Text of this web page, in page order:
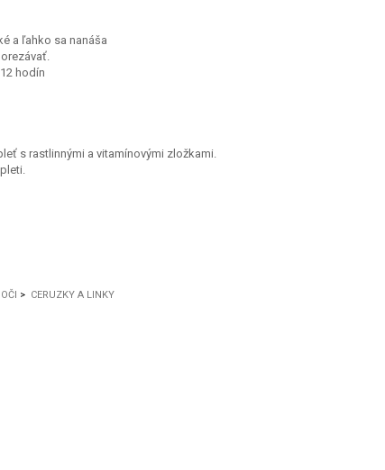
a ľahko sa nanáša
hodín
s rastlinnými a vitamínovými zložkami.
OČI > CERUZKY A LINKY